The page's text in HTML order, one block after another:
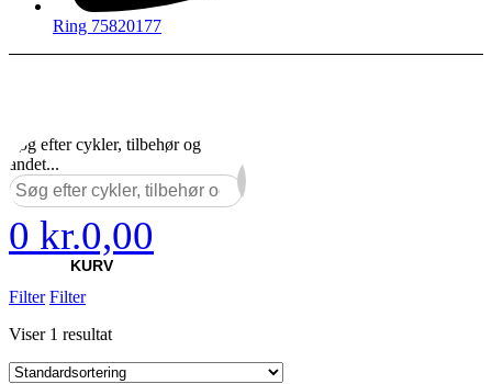
Ring 75820177
Søg efter cykler, tilbehør og
andet...
0 kr.0,00
KURV
Filter Filter
Viser 1 resultat